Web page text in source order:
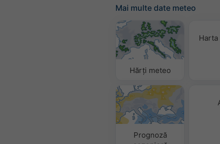
Mai multe date meteo
Hărți meteo
Prognoză